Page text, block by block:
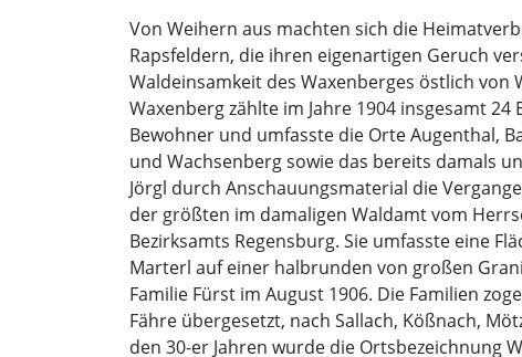
Von Weihern aus machten sich die
Rapsfeldern, die ihren eigenartigen Geruch
Waldeinsamkeit des Waxenberges östlich
Waxenberg zählte im Jahre 1904 insgesamt
Bewohner und umfasste die Orte Augenthal,
und Wachsenberg sowie das bereits damals
Jörgl durch Anschauungsmaterial die
der größten im damaligen Waldamt vom
Bezirksamts Regensburg. Sie umfasste eine
Marterl auf einer halbrunden von großen
Familie Fürst im August 1906. Die Familien
Fähre übergesetzt, nach Sallach, Kößnach,
den 30-er Jahren wurde die Ortsbezeichnung